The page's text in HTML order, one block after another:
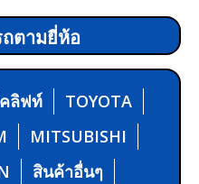
ถตามยี่ห้อ
ลิฟท์
TOYOTA
MITSUBISHI
สินค้าอื่นๆ